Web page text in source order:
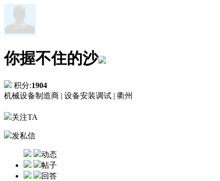
你握不住的沙
积分:1904
机械设备制造商 | 设备安装调试 | 衢州
关注TA
发私信
动态
帖子
回答